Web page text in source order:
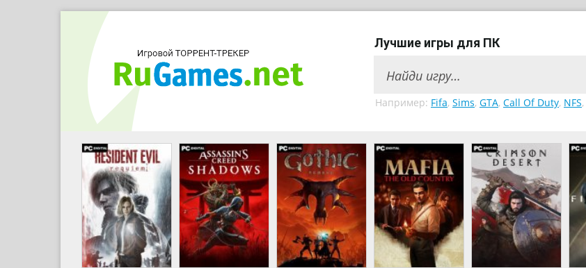
Лучшие игры для ПК
Например: Fifa, Sims, GTA, Call Of Duty, NFS,